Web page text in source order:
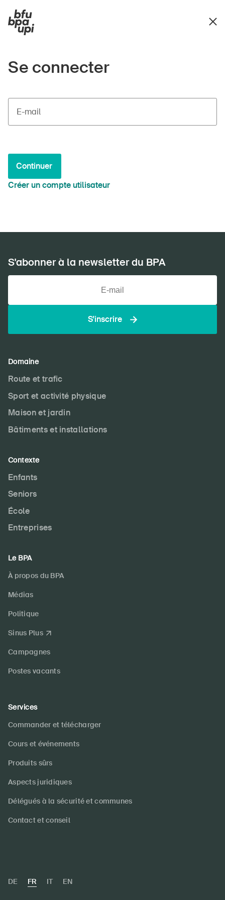
Se connecter
E-mail
Continuer
Créer un compte utilisateur
S'abonner à la newsletter du BPA
S'inscrire
Domaine
Route et trafic
Sport et activité physique
Maison et jardin
Bâtiments et installations
Contexte
Enfants
Seniors
École
Entreprises
Le BPA
À propos du BPA
Médias
Politique
Sinus Plus
Campagnes
Postes vacants
Services
Commander et télécharger
Cours et événements
Produits sûrs
Aspects juridiques
Délégués à la sécurité et communes
Contact et conseil
DE FR IT EN